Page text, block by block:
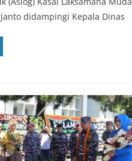
didampingi Kepala Dinas